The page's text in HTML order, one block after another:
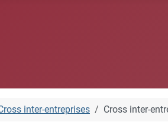
inter-entreprises Cross inter-